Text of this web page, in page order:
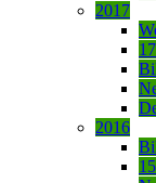
2017
2016